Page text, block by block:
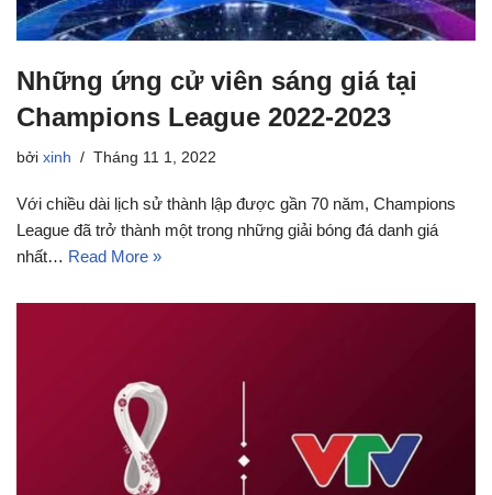
Những ứng cử viên sáng giá tại
Champions League 2022-2023
bởi xinh Tháng 11 1, 2022
Với chiều dài lịch sử thành lập được gần 70 năm, Champions
League đã trở thành một trong những giải bóng đá danh giá
nhất… Read More »